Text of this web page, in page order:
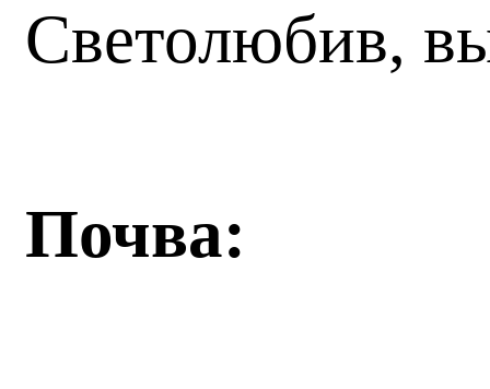
Светолюбив,
Почва: